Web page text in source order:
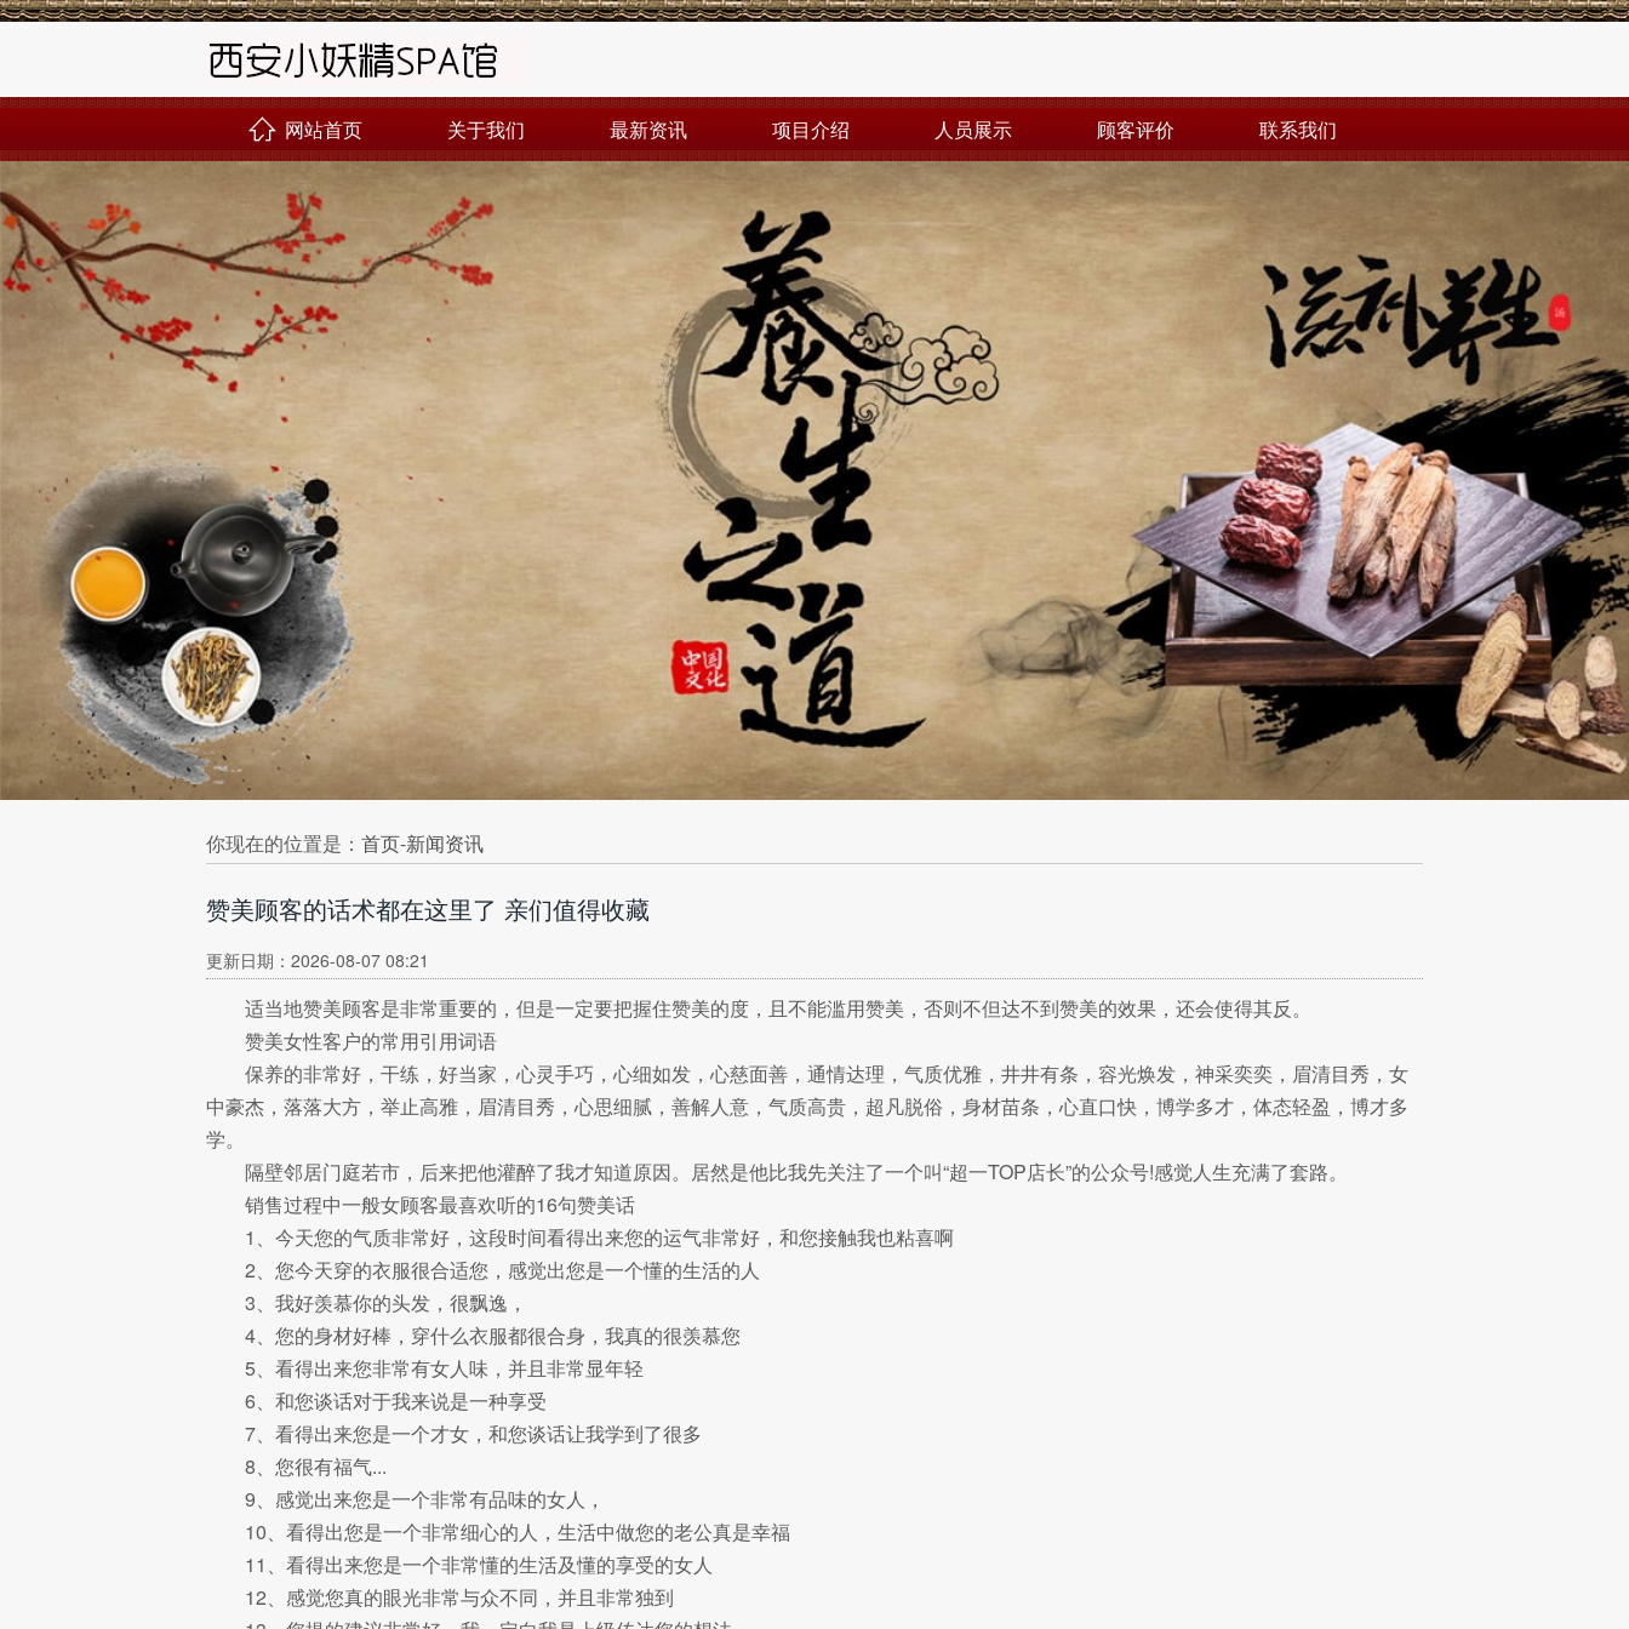
󰊝 网站首页 关于我们 最新资讯 项目介绍 人员展示 顾客评价 联系我们
你现在的位置是： 首页-新闻资讯
赞美顾客的话术都在这里了 亲们值得收藏
更新日期：2026-08-07 08:21
适当地赞美顾客是非常重要的，但是一定要把握住赞美的度，且不能滥用赞美，否则不但达不到赞美的效果，还会使得其反。
赞美女性客户的常用引用词语
保养的非常好，干练，好当家，心灵手巧，心细如发，心慈面善，通情达理，气质优雅，井井有条，容光焕发，神采奕奕，眉清目秀，女
中豪杰，落落大方，举止高雅，眉清目秀，心思细腻，善解人意，气质高贵，超凡脱俗，身材苗条，心直口快，博学多才，体态轻盈，博才多
学。
隔壁邻居门庭若市，后来把他灌醉了我才知道原因。居然是他比我先关注了一个叫“超一TOP店长”的公众号!感觉人生充满了套路。
销售过程中一般女顾客最喜欢听的16句赞美话
1、今天您的气质非常好，这段时间看得出来您的运气非常好，和您接触我也粘喜啊
2、您今天穿的衣服很合适您，感觉出您是一个懂的生活的人
3、我好羡慕你的头发，很飘逸，
4、您的身材好棒，穿什么衣服都很合身，我真的很羡慕您
5、看得出来您非常有女人味，并且非常显年轻
6、和您谈话对于我来说是一种享受
7、看得出来您是一个才女，和您谈话让我学到了很多
8、您很有福气...
9、感觉出来您是一个非常有品味的女人，
10、看得出您是一个非常细心的人，生活中做您的老公真是幸福
11、看得出来您是一个非常懂的生活及懂的享受的女人
12、感觉您真的眼光非常与众不同，并且非常独到